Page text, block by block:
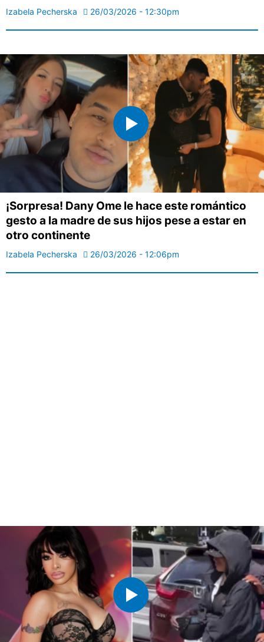
Izabela Pecherska 26/03/2026 - 12:30pm
¡Sorpresa! Dany Ome le hace este romántico
gesto a la madre de sus hijos pese a estar en
otro continente
Izabela Pecherska 26/03/2026 - 12:06pm